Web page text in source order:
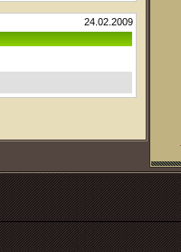
24.02.2009